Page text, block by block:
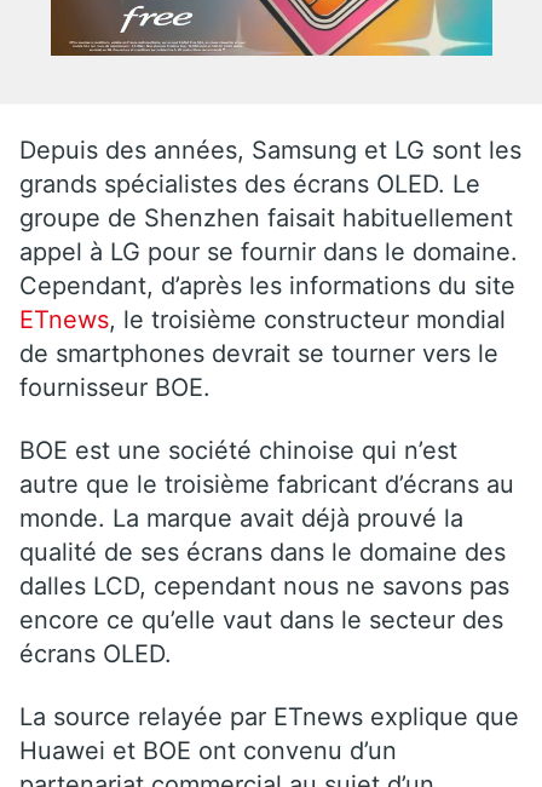
Depuis des années, Samsung et LG sont les
grands spécialistes des écrans OLED. Le
groupe de Shenzhen faisait habituellement
appel à LG pour se fournir dans le domaine.
Cependant, d’après les informations du site
ETnews, le troisième constructeur mondial
de smartphones devrait se tourner vers le
fournisseur BOE.
BOE est une société chinoise qui n’est
autre que le troisième fabricant d’écrans au
monde. La marque avait déjà prouvé la
qualité de ses écrans dans le domaine des
dalles LCD, cependant nous ne savons pas
encore ce qu’elle vaut dans le secteur des
écrans OLED.
La source relayée par ETnews explique que
Huawei et BOE ont convenu d’un